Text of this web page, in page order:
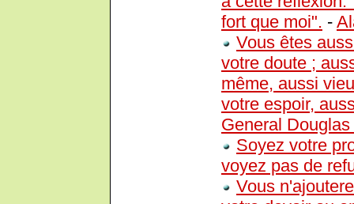
fort que moi". -
Vous êtes
votre doute ;
même, aussi
votre espoir,
General
Soyez votre
voyez pas de
Vous